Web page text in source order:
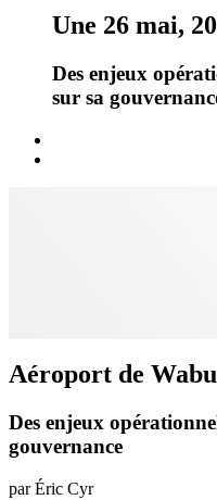
Une 26 mai,
Des enjeux
sur sa
Aéroport de
Des enjeux
gouvernance
par Éric Cyr